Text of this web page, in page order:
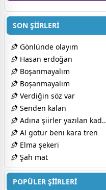
SON ŞİİRLERİ
Gönlünde olayım
Hasan erdoğan
Boşanmayalım
Boşanmayalım
Verdiğin söz var
Senden kalan
Adına şiirler yazılan kad..
Al götür beni kara tren
Elma şekeri
Şah mat
POPÜLER ŞİİRLERİ